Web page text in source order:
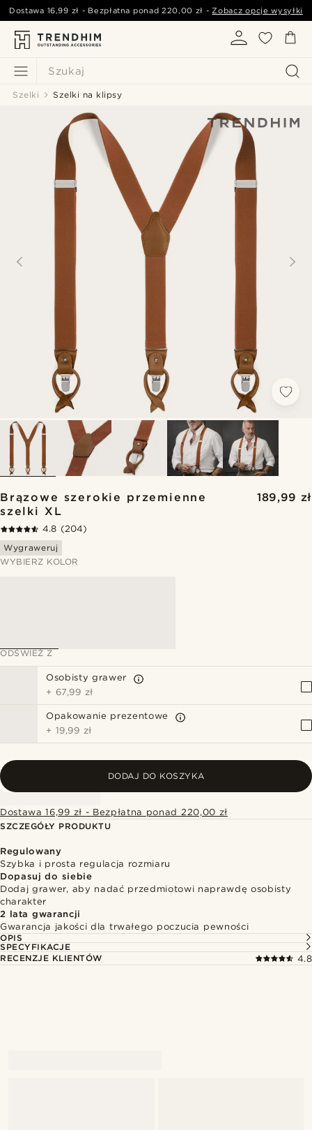
Szukaj
Dostawa 16,99 zł - Bezpłatna ponad220,00 zł -Zobacz opcje wysyłki
Szelki Szelki na klipsy
Brązowe szerokie przemienne
szelki XL
189,99 zł
4.8 (204)
Wygraweruj
WYBIERZ KOLOR
ODŚWIEŻ Z
Osobisty grawer
+ 67,99 zł
Opakowanie prezentowe
+ 19,99 zł
DODAJ DO KOSZYKA
Dostawa 16,99 zł - Bezpłatna ponad 220,00 zł
SZCZEGÓŁY PRODUKTU
Regulowany
Szybka i prosta regulacja rozmiaru
Dopasuj do siebie
Dodaj grawer, aby nadać przedmiotowi naprawdę osobisty
charakter
2 lata gwarancji
Gwarancja jakości dla trwałego poczucia pewności
OPIS
SPECYFIKACJE
RECENZJE KLIENTÓW
4.8